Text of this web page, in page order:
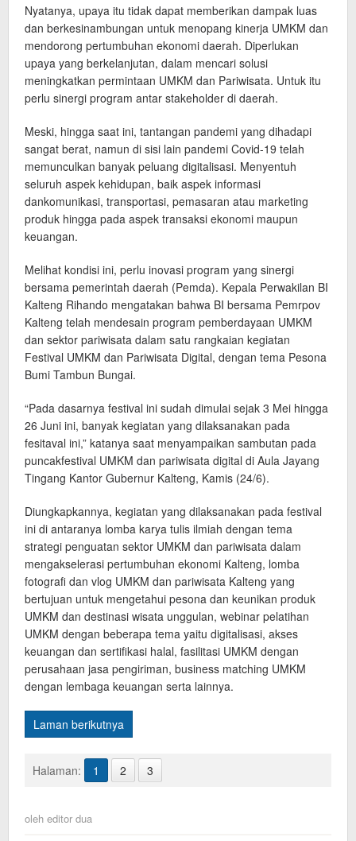
Nyatanya, upaya itu tidak dapat memberikan dampak luas
dan berkesinambungan untuk menopang kinerja UMKM dan
mendorong pertumbuhan ekonomi daerah. Diperlukan
upaya yang berkelanjutan, dalam mencari solusi
meningkatkan permintaan UMKM dan Pariwisata. Untuk itu
perlu sinergi program antar stakeholder di daerah.
Meski, hingga saat ini, tantangan pandemi yang dihadapi
sangat berat, namun di sisi lain pandemi Covid-19 telah
memunculkan banyak peluang digitalisasi. Menyentuh
seluruh aspek kehidupan, baik aspek informasi
dankomunikasi, transportasi, pemasaran atau marketing
produk hingga pada aspek transaksi ekonomi maupun
keuangan.
Melihat kondisi ini, perlu inovasi program yang sinergi
bersama pemerintah daerah (Pemda). Kepala Perwakilan BI
Kalteng Rihando mengatakan bahwa BI bersama Pemrpov
Kalteng telah mendesain program pemberdayaan UMKM
dan sektor pariwisata dalam satu rangkaian kegiatan
Festival UMKM dan Pariwisata Digital, dengan tema Pesona
Bumi Tambun Bungai.
“Pada dasarnya festival ini sudah dimulai sejak 3 Mei hingga
26 Juni ini, banyak kegiatan yang dilaksanakan pada
fesitaval ini,” katanya saat menyampaikan sambutan pada
puncakfestival UMKM dan pariwisata digital di Aula Jayang
Tingang Kantor Gubernur Kalteng, Kamis (24/6).
Diungkapkannya, kegiatan yang dilaksanakan pada festival
ini di antaranya lomba karya tulis ilmiah dengan tema
strategi penguatan sektor UMKM dan pariwisata dalam
mengakselerasi pertumbuhan ekonomi Kalteng, lomba
fotografi dan vlog UMKM dan pariwisata Kalteng yang
bertujuan untuk mengetahui pesona dan keunikan produk
UMKM dan destinasi wisata unggulan, webinar pelatihan
UMKM dengan beberapa tema yaitu digitalisasi, akses
keuangan dan sertifikasi halal, fasilitasi UMKM dengan
perusahaan jasa pengiriman, business matching UMKM
dengan lembaga keuangan serta lainnya.
Laman berikutnya
Halaman: 1 2 3
oleh editor dua